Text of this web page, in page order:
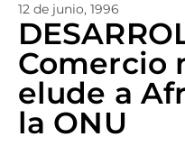
12 de junio, 1996
Comercio
elude a
la ONU